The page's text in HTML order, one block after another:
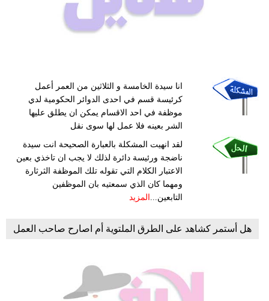
انا سيدة الخامسة و الثلاثين من العمر أعمل
كرئيسة قسم في احدى الدوائر الحكومية لدي
موظفة في احد الاقسام يمكن ان يطلق عليها
الشر بعينه فلا عمل لها سوى نقل
لقد انهيت المشكلة بالعبارة الصحيحة انت سيدة
ناضجة ورئيسة دائرة لذلك لا يجب ان تاخذي بعين
الاعتبار الكلام التي تقوله تلك الموظفة الثرثارة
ومهما كان الذي سمعتيه بان الموظفين
التابعين... المزيد
هل أستمر كشاهد على الطرق الملتوية أم اصارح صاحب العمل